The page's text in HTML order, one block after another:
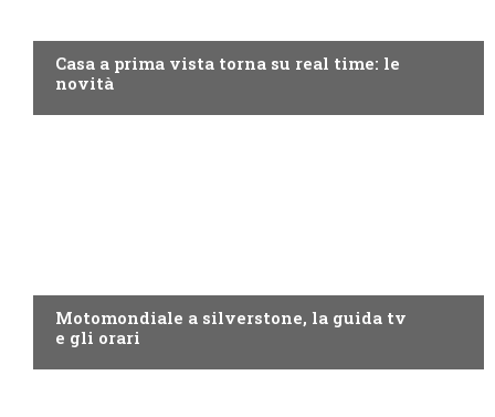
Casa a prima vista torna su real time: le
novità
Motomondiale a silverstone, la guida tv
e gli orari